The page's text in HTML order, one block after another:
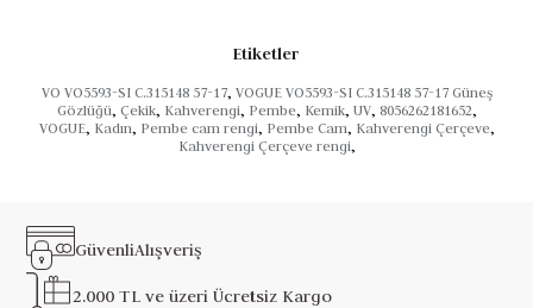
Etiketler
VO VO5593-SI C.315148 57-17, VOGUE VO5593-SI C.315148 57-17 Güneş
Gözlüğü, Çekik, Kahverengi, Pembe, Kemik, UV, 8056262181652,
VOGUE, Kadın, Pembe cam rengi, Pembe Cam, Kahverengi Çerçeve,
Kahverengi Çerçeve rengi,
GüvenliAlışveriş
2.000 TL ve üzeriÜcretsiz Kargo